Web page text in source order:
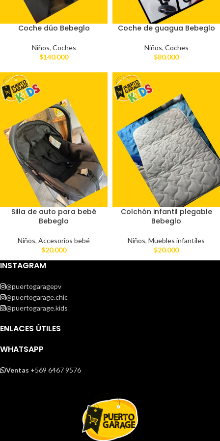
Coche dúo Bebeglo
Niños, Coches
$140.000
Coche de guagua Bebeglo
Niños, Coches
$80.000
Silla de auto para bebé
Bebeglo
Niños, Accesorios bebé
$20.000
Colchón infantil plegable
Bebeglo
Niños, Muebles infantiles
$20.000
INSTAGRAM
@puertogaragepv
@puertogarage.chic
@puertogarage.kids
ENLACES ÚTILES
WHATSAPP
Ventas +569 6467 9576